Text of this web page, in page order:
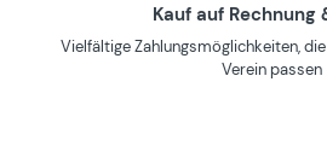
Kauf auf Rechnung
Vielfältige Zahlungsmöglichkeiten,
Verein passen